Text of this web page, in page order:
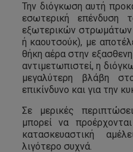
Την διόγκωση αυτή
εσωτερική επένδυση
εξωτερικών στρωμάτων
ή καουτσούκ), με
θήκη αέρα στην
αντιμετωπιστεί, η
μεγαλύτερη βλάβη
επικίνδυνο και για την
Σε μερικές
μπορεί να
κατασκευαστική
λιγότερο συχνά.